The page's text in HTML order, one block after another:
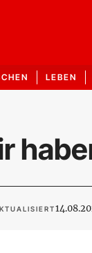
LEBEN